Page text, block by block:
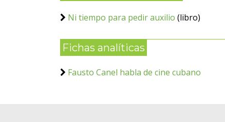
Ni tiempo para pedir auxilio (libro)
Fichas analíticas
Fausto Canel habla de cine cubano